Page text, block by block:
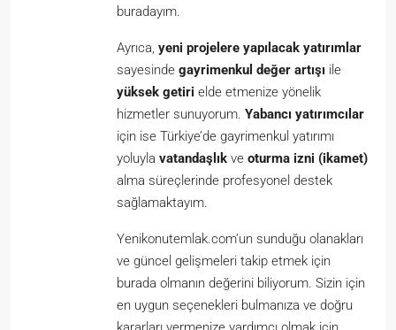
buradayım.
Ayrıca, yeni projelere yapılacak yatırımlar
sayesinde gayrimenkul değer artışı ile
yüksek getiri elde etmenize yönelik
hizmetler sunuyorum. Yabancı yatırımcılar
için ise Türkiye’de gayrimenkul yatırımı
yoluyla vatandaşlık ve oturma izni (ikamet)
alma süreçlerinde profesyonel destek
sağlamaktayım.
Yenikonutemlak.com’un sunduğu olanakları
ve güncel gelişmeleri takip etmek için
burada olmanın değerini biliyorum. Sizin için
en uygun seçenekleri bulmanıza ve doğru